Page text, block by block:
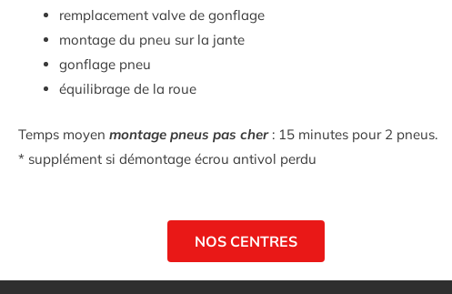
remplacement valve de gonflage
montage du pneu sur la jante
gonflage pneu
équilibrage de la roue
Temps moyen montage pneus pas cher: 15 minutes pour 2 pneus.
* supplément si démontage écrou antivol perdu
NOS CENTRES